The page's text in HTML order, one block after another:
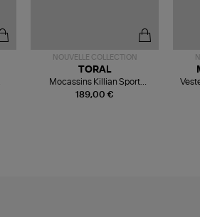
NOUVELLE COLLECTION
189,00 €
TORAL
Mocassins Killian Sport
Mousse